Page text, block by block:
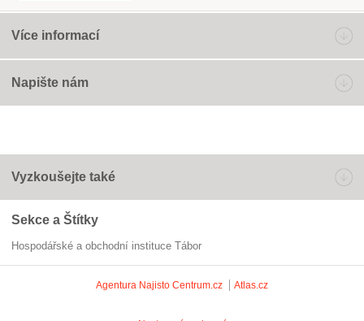
Více informací
Napište nám
Vyzkoušejte také
Sekce a Štítky
Hospodářské a obchodní instituce Tábor
Agentura Najisto Centrum.cz Atlas.cz